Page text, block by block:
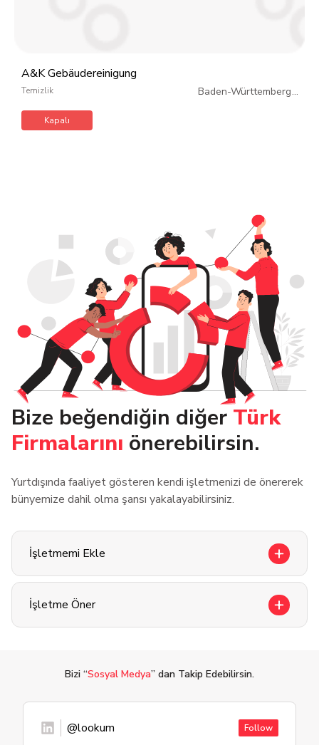
A&K Gebäudereinigung
Temizlik Baden-Württemberg/
Kapalı
Bize beğendiğin diğer Türk
Firmalarını önerebilirsin.
Yurtdışında faaliyet gösteren kendi işletmenizi de önererek
bünyemize dahil olma şansı yakalayabilirsiniz.
İşletmemi Ekle
İşletme Öner
Bizi “Sosyal Medya” dan Takip Edebilirsin.
@lookum Follow